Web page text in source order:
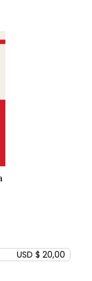
USD $ 20,00